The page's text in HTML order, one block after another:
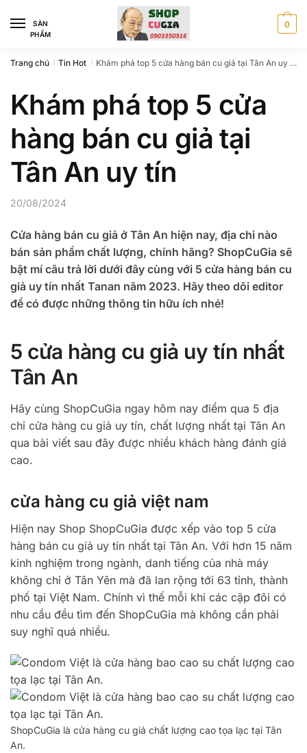
navigation
content
SÀN
PHẨM
0
Trang chủ / Tin Hot / Khám phá top 5 cửa hàng bán cu giả tại Tân An uy tín
Khám phá top 5 cửa
hàng bán cu giả tại
Tân An uy tín
20/08/2024
Cửa hàng bán cu giả ở Tân An hiện nay, địa chỉ nào
bán sản phẩm chất lượng, chính hãng? ShopCuGia sẽ
bật mí câu trả lời dưới đây cùng với 5 cửa hàng bán cu
giả uy tín nhất Tanan năm 2023. Hãy theo dõi editor
để có được những thông tin hữu ích nhé!
5 cửa hàng cu giả uy tín nhất
Tân An
Hãy cùng ShopCuGia ngay hôm nay điểm qua 5 địa
chỉ cửa hàng cu giả uy tín, chất lượng nhất tại Tân An
qua bài viết sau đây được nhiều khách hàng đánh giá
cao.
cửa hàng cu giả việt nam
Hiện nay Shop ShopCuGia được xếp vào top 5 cửa
hàng bán cu giả uy tín nhất tại Tân An. Với hơn 15 năm
kinh nghiệm trong ngành, danh tiếng của nhà máy
không chỉ ở Tân Yên mà đã lan rộng tới 63 tỉnh, thành
phố tại Việt Nam. Chính vì thế mỗi khi các cặp đôi có
nhu cầu đều tìm đến ShopCuGia mà không cần phải
suy nghĩ quá nhiều.
ShopCuGia là cửa hàng cu giả chất lượng cao tọa lạc tại Tân
An.